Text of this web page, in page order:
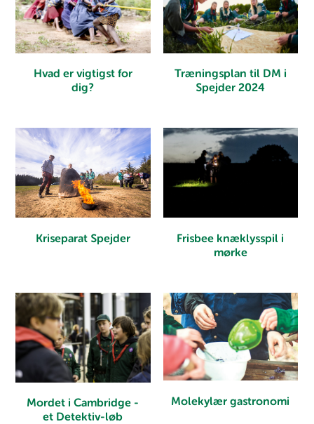
Hvad er vigtigst for
dig?
Træningsplan til DM i
Spejder 2024
Kriseparat Spejder
Frisbee knæklysspil i
mørke
Mordet i Cambridge -
et Detektiv-løb
Molekylær gastronomi